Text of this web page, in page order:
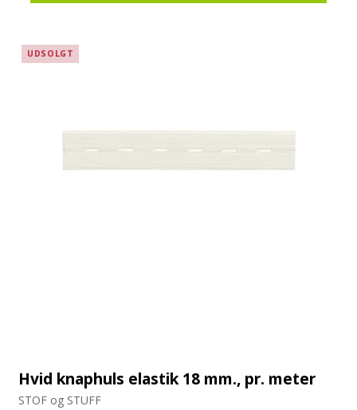
UDSOLGT
Hvid knaphuls elastik 18 mm., pr. meter
STOF og STUFF